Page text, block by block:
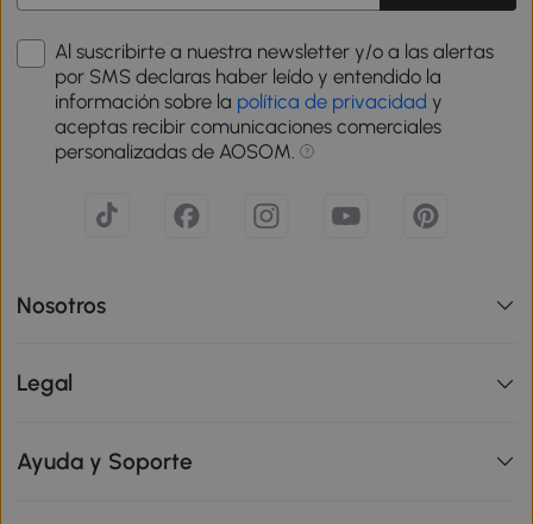
Al suscribirte a nuestra newsletter y/o a las alertas
por SMS declaras haber leído y entendido la
información sobre la política de privacidad y
aceptas recibir comunicaciones comerciales
personalizadas de AOSOM.
Nosotros
Legal
Ayuda y Soporte